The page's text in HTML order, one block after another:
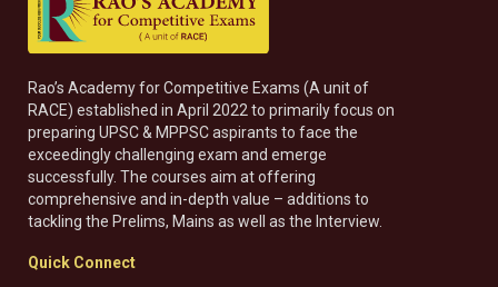
Rao’s Academy for Competitive Exams (A unit of
RACE) established in April 2022 to primarily focus on
preparing UPSC & MPPSC aspirants to face the
exceedingly challenging exam and emerge
successfully. The courses aim at offering
comprehensive and in-depth value – additions to
tackling the Prelims, Mains as well as the Interview.
Quick Connect